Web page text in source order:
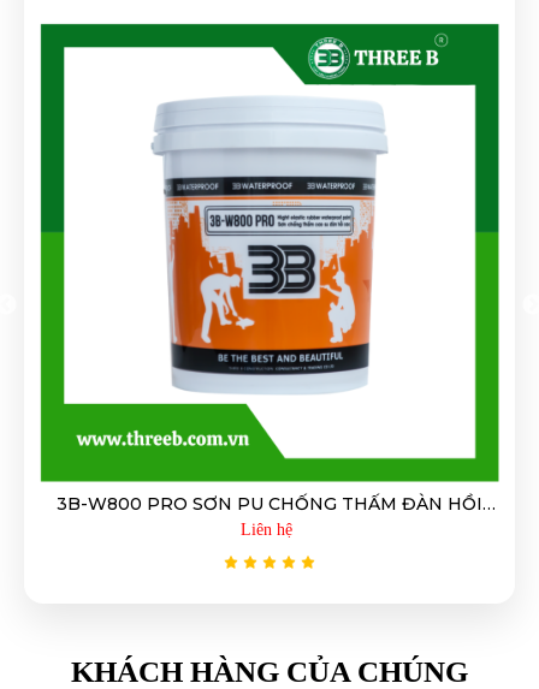
3B-450 DUNG DỊCH CHỐNG THẤM NHỰA ĐƯỜNG
CAO SU HÓA (GỐC BITUM)
Liên hệ
KHÁCH HÀNG CỦA CHÚNG